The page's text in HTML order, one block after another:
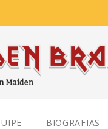
BIOGRAFIAS